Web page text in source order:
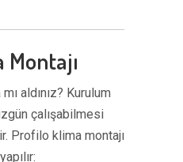
aldınız? Kurulum
çalışabilmesi
Profilo klima montajı